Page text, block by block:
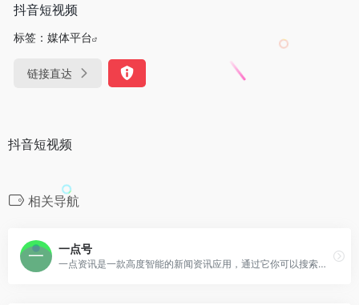
抖音短视频
标签： 媒体平台
链接直达
抖音短视频
相关导航
一点号
一点资讯是一款高度智能的新闻资讯应用，通过它你可以搜索并订阅任意关键词，它会自动帮你聚合整理并实时更新相关资讯，同时会智能分析你的兴趣爱好，为你推荐感兴趣的内容。